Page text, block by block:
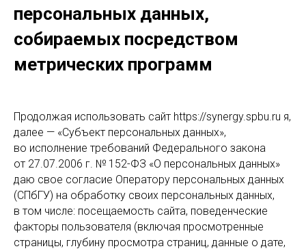
персональных данных,
собираемых посредством
метрических программ
Продолжая использовать сайт https://synergy.spbu.ru я,
далее — «Субъект персональных данных»,
во исполнение требований Федерального закона
от 27.07.2006 г. № 152-ФЗ «О персональных данных»
даю свое согласие Оператору персональных данных
(СПбГУ) на обработку своих персональных данных,
в том числе: посещаемость сайта, поведенческие
факторы пользователя (включая просмотренные
страницы, глубину просмотра страниц, данные о дате,